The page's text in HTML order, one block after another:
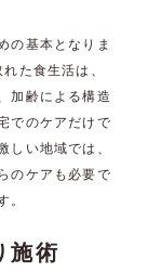
の基本となりま
た食生活は、
加齢による構造
でのケアだけで
しい地域では、
のケアも必要で
。
施術